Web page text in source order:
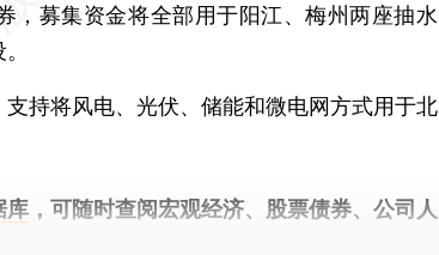
，募集资金将全部用于阳江、梅州两座抽水
支持将风电、光伏、储能和微电网方式用于北
库 ，可随时查阅宏观经济、股票债券、公司人